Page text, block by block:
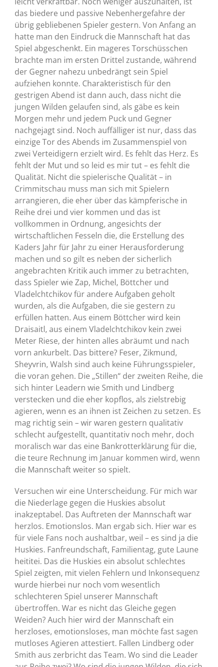
das biedere und passive Nebenhergefahre der
übrig gebliebenen Spieler gestern. Von Anfang an
hatte man den Eindruck die Mannschaft hat das
Spiel abgeschenkt. Ein mageres Torschüsschen
brachte man im ersten Drittel zustande, während
der Gegner nahezu unbedrängt sein Spiel
aufziehen konnte. Charakteristisch für den
gestrigen Abend ist dann auch, dass nicht die
jungen Wilden gelaufen sind, als gäbe es kein
Morgen mehr und jedem Puck und Gegner
nachgejagt sind. Noch auffälliger ist nur, dass das
einzige Tor des Abends im Zusammenspiel von
zwei Verteidigern erzielt wird. Es fehlt das Herz. Es
fehlt der Mut und so leid es mir tut – es fehlt die
Qualität. Nicht die spielerische Qualität – in
Crimmitschau muss man sich mit Spielern
arrangieren, die eher über das kämpferische in
Reihe drei und vier kommen und das ist
vollkommen in Ordnung, angesichts der
wirtschaftlichen Fesseln die, die Erstellung des
Kaders Jahr für Jahr zu einer Herausforderung
machen und so gilt es neben der sicherlich
angebrachten Kritik auch immer zu betrachten,
dass Spieler wie Zap, Michel, Böttcher und
Vladelchtchikov für andere Aufgaben geholt
wurden, als die Aufgaben, die sie gestern zu
erfüllen hatten. Aus einem Böttcher wird kein
Draisaitl, aus einem Vladelchtchikov kein zwei
Meter Riese, der hinten alles abräumt und nach
vorn ankurbelt. Das bittere? Feser, Zikmund,
Sheyvrin, Walsh sind auch keine Führungsspieler,
die voran gehen. Die „Stillen“ der zweiten Reihe, die
sich hinter Leadern wie Smith und Lindberg
verstecken und die eher kopflos, als zielstrebig
agieren, wenn es an ihnen ist Zeichen zu setzen. Es
mag richtig sein – wir waren gestern qualitativ
schlecht aufgestellt, quantitativ noch mehr, doch
moralisch war das eine Bankrotterklärung für die,
die teure Rechnung im Januar kommen wird, wenn
die Mannschaft weiter so spielt.
Versuchen wir eine Unterscheidung. Für mich war
die Niederlage gegen die Huskies absolut
inakzeptabel. Das Auftreten der Mannschaft war
herzlos. Emotionslos. Man ergab sich. Hier war es
für viele Fans noch aushaltbar, weil – es sind ja die
Huskies. Fanfreundschaft, Familientag, gute Laune
heititei. Das die Huskies ein absolut schlechtes
Spiel zeigten, mit vielen Fehlern und Inkonsequenz
wurde hierbei nur noch vom wesentlich
schlechteren Spiel unserer Mannschaft
übertroffen. War es nicht das Gleiche gegen
Weiden? Auch hier wird der Mannschaft ein
herzloses, emotionsloses, man möchte fast sagen
mutloses Agieren attestiert. Fallen Lindberg oder
Smith aus zerbricht das Team. Wo sind die Leader